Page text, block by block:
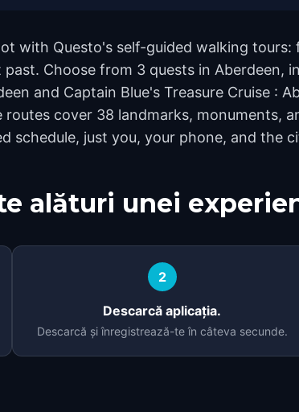
with Questo's self-guided walking
Choose from 3 quests in Aberdeen,
and Captain Blue's Treasure Cruise :
cover 38 landmarks, monuments,
schedule, just you, your phone, and the
alături unei
2
Descarcă aplicația.
Descarcă și înregistrează-te în câteva secunde.